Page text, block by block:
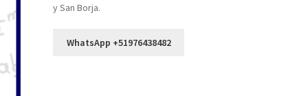
y San Borja.
WhatsApp +51976438482